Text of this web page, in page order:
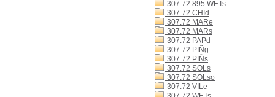
307.72 895 WETs
307.72 CHId
307.72 MARe
307.72 MARs
307.72 PAPd
307.72 PIÑg
307.72 PIÑs
307.72 SOLs
307.72 SOLso
307.72 VILe